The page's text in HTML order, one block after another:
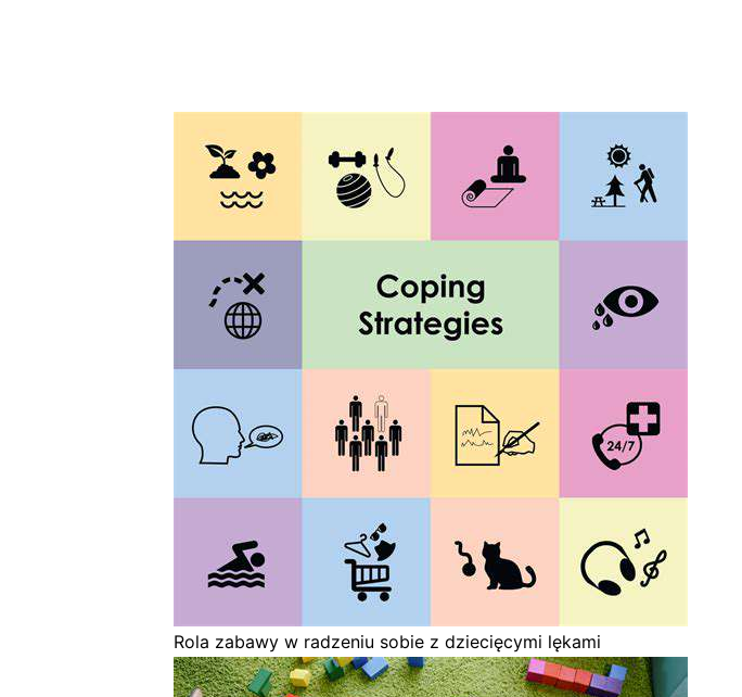
Rola zabawy w radzeniu sobie z dziecięcymi lękami